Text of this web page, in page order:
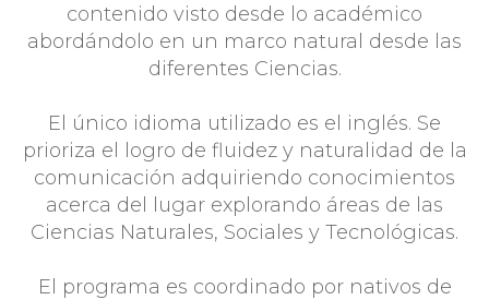
contenido visto desde lo académico
abordándolo en un marco natural desde las
diferentes Ciencias.
El único idioma utilizado es el inglés. Se
prioriza el logro de fluidez y naturalidad de la
comunicación adquiriendo conocimientos
acerca del lugar explorando áreas de las
Ciencias Naturales, Sociales y Tecnológicas.
El programa es coordinado por nativos de